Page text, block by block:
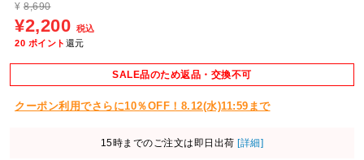
¥ 8,690
¥2,200 税込
20 ポイント 還元
SALE品のため返品・交換不可
クーポン利用でさらに10％OFF！8.12(水)11:59まで
15時までのご注文は即日出荷 [詳細]